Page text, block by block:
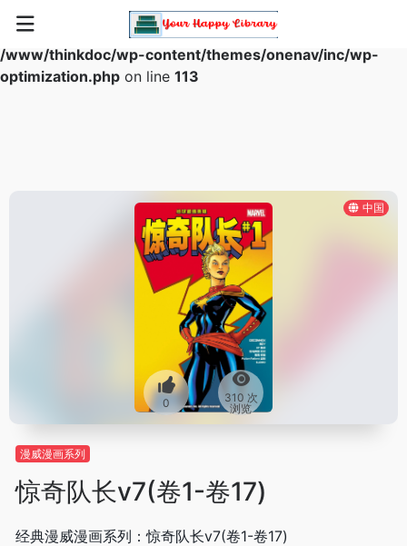
Warning
: Array to string conversion in
/www/thinkdoc/wp-content/themes/onenav/inc/wp-
optimization.php on line 113
中国
0
310 次
浏览
漫威漫画系列
惊奇队长v7(卷1-卷17)
经典漫威漫画系列：惊奇队长v7(卷1-卷17)